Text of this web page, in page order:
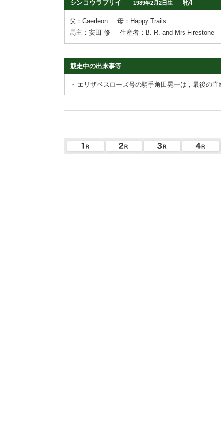
シンコウラブリイ 1989年2月2日生 牝4
父：Caerleon
母：Happy Trails
馬主：安田 修
生産者：B. R. and Mrs Firestone
競走中の出来事等
・ エリザベスローズ号の騎手角田晃一は，最後の